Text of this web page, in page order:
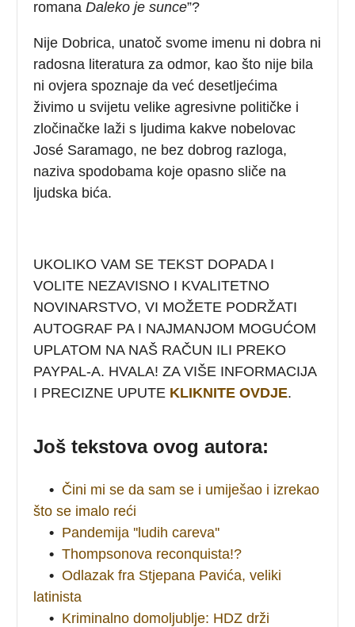
romanaDaleko je sunce”?
Nije Dobrica, unatoč svome imenu ni dobra ni
radosna literatura za odmor, kao što nije bila
ni ovjera spoznaje da već desetljećima
živimo u svijetu velike agresivne političke i
zločinačke laži s ljudima kakve nobelovac
José Saramago, ne bez dobrog razloga,
naziva spodobama koje opasno sliče na
ljudska bića.
UKOLIKO VAM SE TEKST DOPADA I
VOLITE NEZAVISNO I KVALITETNO
NOVINARSTVO, VI MOŽETE PODRŽATI
AUTOGRAF PA I NAJMANJOM MOGUĆOM
UPLATOM NA NAŠ RAČUN ILI PREKO
PAYPAL-A. HVALA! ZA VIŠE INFORMACIJA
I PRECIZNE UPUTE KLIKNITE OVDJE.
Još tekstova ovog autora:
• Čini mi se da sam se i umiješao i izrekao
što se imalo reći
• Pandemija ''ludih careva''
• Thompsonova reconquista!?
• Odlazak fra Stjepana Pavića, veliki
latinista
• Kriminalno domoljublje: HDZ drži